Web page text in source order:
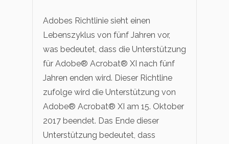
Adobes Richtlinie sieht einen
Lebenszyklus von fünf Jahren vor,
was bedeutet, dass die Unterstützung
für Adobe® Acrobat® XI nach fünf
Jahren enden wird. Dieser Richtline
zufolge wird die Unterstützung von
Adobe® Acrobat® XI am 15. Oktober
2017 beendet. Das Ende dieser
Unterstützung bedeutet, dass